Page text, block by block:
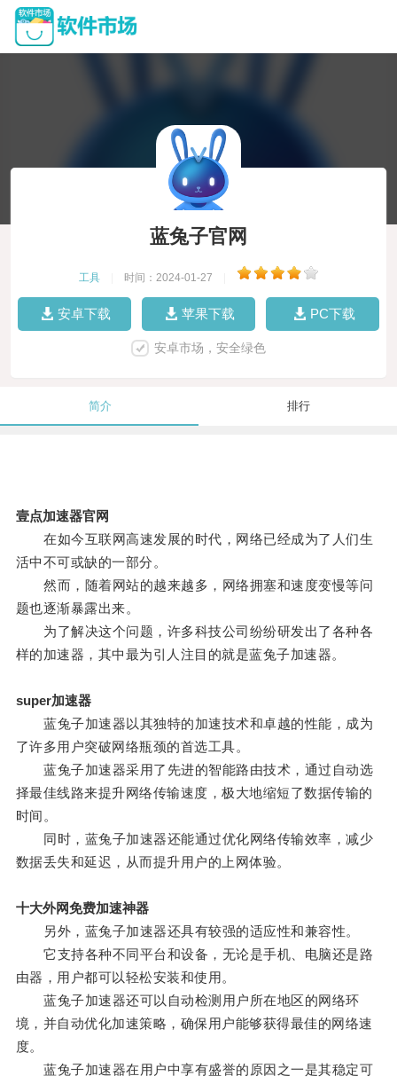
蓝兔子官网
工具 时间：2024-01-27
安卓下载 苹果下载 PC下载
安卓市场，安全绿色
简介 排行
壹点加速器官网
在如今互联网高速发展的时代，网络已经成为了人们生
活中不可或缺的一部分。
然而，随着网站的越来越多，网络拥塞和速度变慢等问
题也逐渐暴露出来。
为了解决这个问题，许多科技公司纷纷研发出了各种各
样的加速器，其中最为引人注目的就是蓝兔子加速器。
super加速器
蓝兔子加速器以其独特的加速技术和卓越的性能，成为
了许多用户突破网络瓶颈的首选工具。
蓝兔子加速器采用了先进的智能路由技术，通过自动选
择最佳线路来提升网络传输速度，极大地缩短了数据传输的
时间。
同时，蓝兔子加速器还能通过优化网络传输效率，减少
数据丢失和延迟，从而提升用户的上网体验。
十大外网免费加速神器
另外，蓝兔子加速器还具有较强的适应性和兼容性。
它支持各种不同平台和设备，无论是手机、电脑还是路
由器，用户都可以轻松安装和使用。
蓝兔子加速器还可以自动检测用户所在地区的网络环
境，并自动优化加速策略，确保用户能够获得最佳的网络速
度。
蓝兔子加速器在用户中享有盛誉的原因之一是其稳定可